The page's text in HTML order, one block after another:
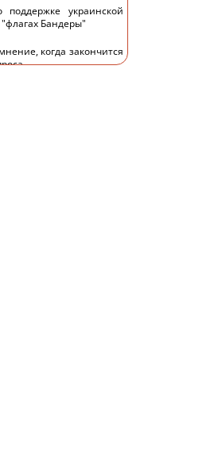
украинской
Бандеры"
когда закончится